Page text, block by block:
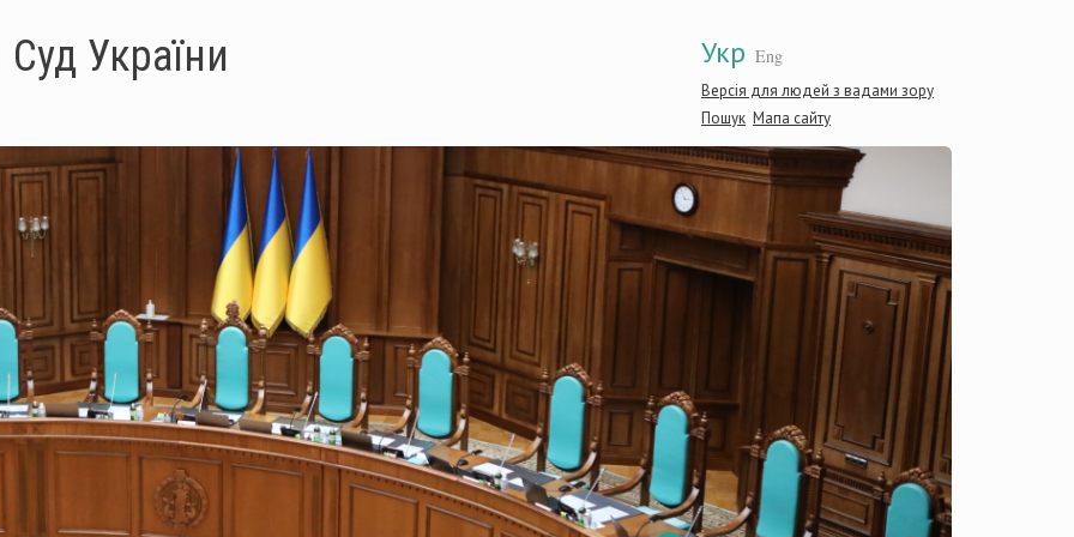
Укр Eng
Версія для людей з вадами зору
Пошук Мапа сайту
України
України